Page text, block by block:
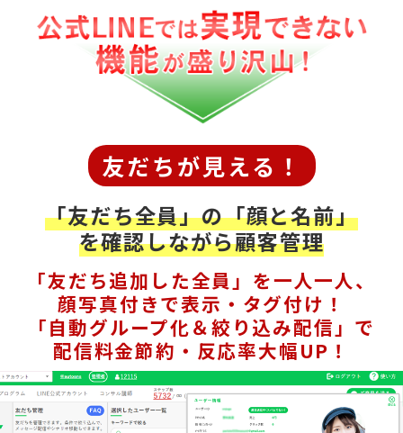
友だちが見える！
「友だち全員」の「顔と名前」
を確認しながら顧客管理
「友だち追加した全員」を一人一人、
顔写真付きで表示・タグ付け！
「自動グループ化＆絞り込み配信」で
配信料金節約・反応率大幅UP！